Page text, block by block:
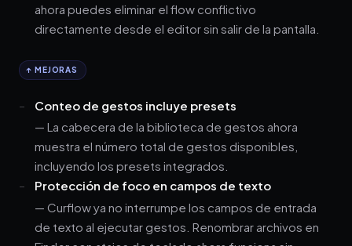
ahora puedes eliminar el flow conflictivo
directamente desde el editor sin salir de la pantalla.
↑ MEJORAS
Conteo de gestos incluye presets
— La cabecera de la biblioteca de gestos ahora
muestra el número total de gestos disponibles,
incluyendo los presets integrados.
Protección de foco en campos de texto
— Curflow ya no interrumpe los campos de entrada
de texto al ejecutar gestos. Renombrar archivos en